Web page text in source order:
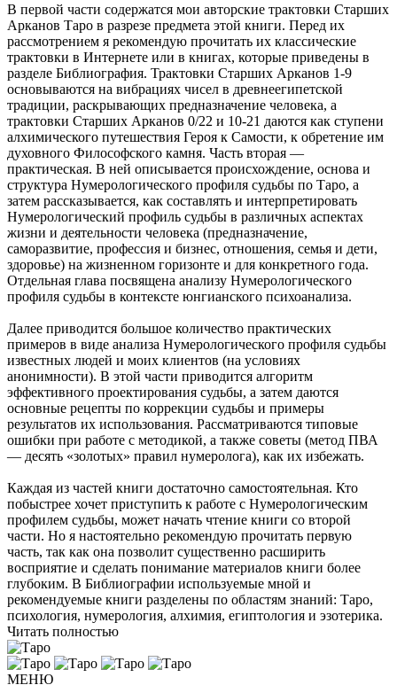
В первой части содержатся мои авторские трактовки Старших
Арканов Таро в разрезе предмета этой книги. Перед их
рассмотрением я рекомендую прочитать их классические
трактовки в Интернете или в книгах, которые приведены в
разделе Библиография. Трактовки Старших Арканов 1-9
основываются на вибрациях чисел в древнеегипетской
традиции, раскрывающих предназначение человека, а
трактовки Старших Арканов 0/22 и 10-21 даются как ступени
алхимического путешествия Героя к Самости, к обретение им
духовного Философского камня. Часть вторая —
практическая. В ней описывается происхождение, основа и
структура Нумерологического профиля судьбы по Таро, а
затем рассказывается, как составлять и интерпретировать
Нумерологический профиль судьбы в различных аспектах
жизни и деятельности человека (предназначение,
саморазвитие, профессия и бизнес, отношения, семья и дети,
здоровье) на жизненном горизонте и для конкретного года.
Отдельная глава посвящена анализу Нумерологического
профиля судьбы в контексте юнгианского психоанализа.
Далее приводится большое количество практических
примеров в виде анализа Нумерологического профиля судьбы
известных людей и моих клиентов (на условиях
анонимности). В этой части приводится алгоритм
эффективного проектирования судьбы, а затем даются
основные рецепты по коррекции судьбы и примеры
результатов их использования. Рассматриваются типовые
ошибки при работе с методикой, а также советы (метод ПВА
— десять «золотых» правил нумеролога), как их избежать.
Каждая из частей книги достаточно самостоятельная. Кто
побыстрее хочет приступить к работе с Нумерологическим
профилем судьбы, может начать чтение книги со второй
части. Но я настоятельно рекомендую прочитать первую
часть, так как она позволит существенно расширить
восприятие и сделать понимание материалов книги более
глубоким. В Библиографии используемые мной и
рекомендуемые книги разделены по областям знаний: Таро,
психология, нумерология, алхимия, египтология и эзотерика.
Читать полностью
МЕНЮ